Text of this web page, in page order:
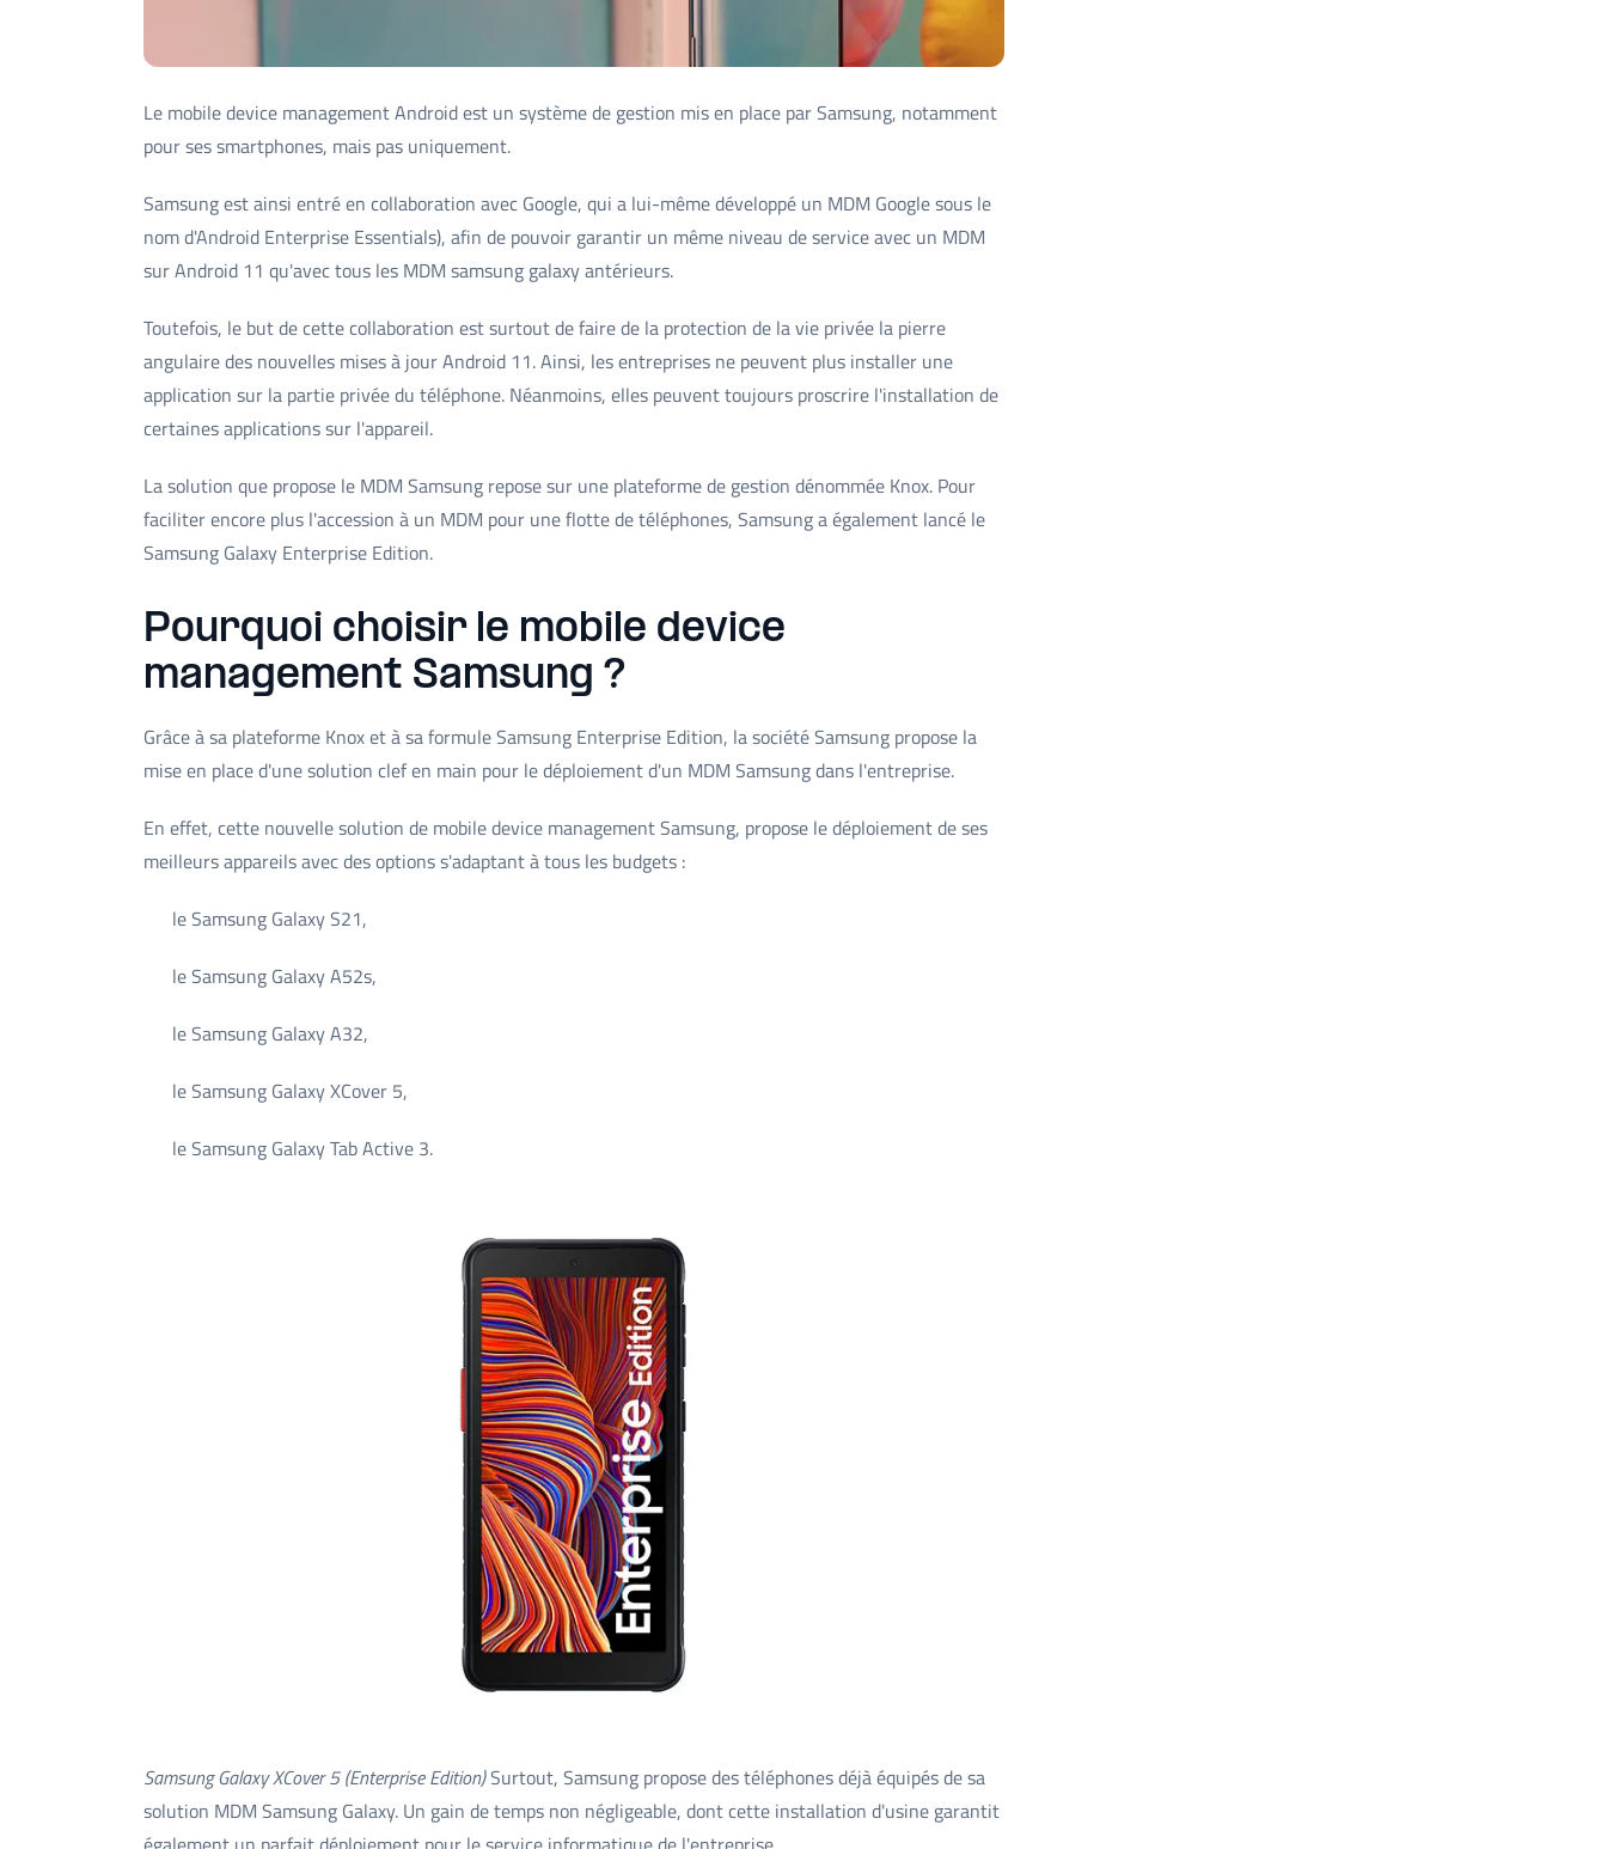
Le mobile device management Android est un système de gestion mis en place par Samsung, notamment
pour ses smartphones, mais pas uniquement.
Samsung est ainsi entré en collaboration avec Google, qui a lui-même développé un MDM Google sous le
nom d'Android Enterprise Essentials), afin de pouvoir garantir un même niveau de service avec un MDM
sur Android 11 qu'avec tous les MDM samsung galaxy antérieurs.
Toutefois, le but de cette collaboration est surtout de faire de la protection de la vie privée la pierre
angulaire des nouvelles mises à jour Android 11. Ainsi, les entreprises ne peuvent plus installer une
application sur la partie privée du téléphone. Néanmoins, elles peuvent toujours proscrire l'installation de
certaines applications sur l'appareil.
La solution que propose le MDM Samsung repose sur une plateforme de gestion dénommée Knox. Pour
faciliter encore plus l'accession à un MDM pour une flotte de téléphones, Samsung a également lancé le
Samsung Galaxy Enterprise Edition.
Pourquoi choisir le mobile device
management Samsung ?
Grâce à sa plateforme Knox et à sa formule Samsung Enterprise Edition, la société Samsung propose la
mise en place d'une solution clef en main pour le déploiement d'un MDM Samsung dans l'entreprise.
En effet, cette nouvelle solution de mobile device management Samsung, propose le déploiement de ses
meilleurs appareils avec des options s'adaptant à tous les budgets :
le Samsung Galaxy S21,
le Samsung Galaxy A52s,
le Samsung Galaxy A32,
le Samsung Galaxy XCover 5,
le Samsung Galaxy Tab Active 3.
Samsung Galaxy XCover 5 (Enterprise Edition)Surtout, Samsung propose des téléphones déjà équipés de sa
solution MDM Samsung Galaxy. Un gain de temps non négligeable, dont cette installation d'usine garantit